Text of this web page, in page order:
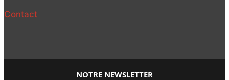
Contact
NOTRE NEWSLETTER